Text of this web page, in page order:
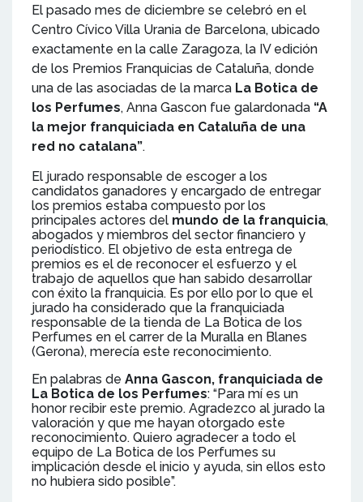
El pasado mes de diciembre se celebró en el
Centro Cívico Villa Urania de Barcelona, ubicado
exactamente en la calle Zaragoza, la IV edición
de los Premios Franquicias de Cataluña, donde
una de las asociadas de la marca La Botica de
los Perfumes, Anna Gascon fue galardonada “A
la mejor franquiciada en Cataluña de una
red no catalana”.
El jurado responsable de escoger a los
candidatos ganadores y encargado de entregar
los premios estaba compuesto por los
principales actores del mundo de la franquicia,
abogados y miembros del sector financiero y
periodístico. El objetivo de esta entrega de
premios es el de reconocer el esfuerzo y el
trabajo de aquellos que han sabido desarrollar
con éxito la franquicia. Es por ello por lo que el
jurado ha considerado que la franquiciada
responsable de la tienda de La Botica de los
Perfumes en el carrer de la Muralla en Blanes
(Gerona), merecía este reconocimiento.
En palabras de Anna Gascon, franquiciada de
La Botica de los Perfumes: “Para mí es un
honor recibir este premio. Agradezco al jurado la
valoración y que me hayan otorgado este
reconocimiento. Quiero agradecer a todo el
equipo de La Botica de los Perfumes su
implicación desde el inicio y ayuda, sin ellos esto
no hubiera sido posible”.